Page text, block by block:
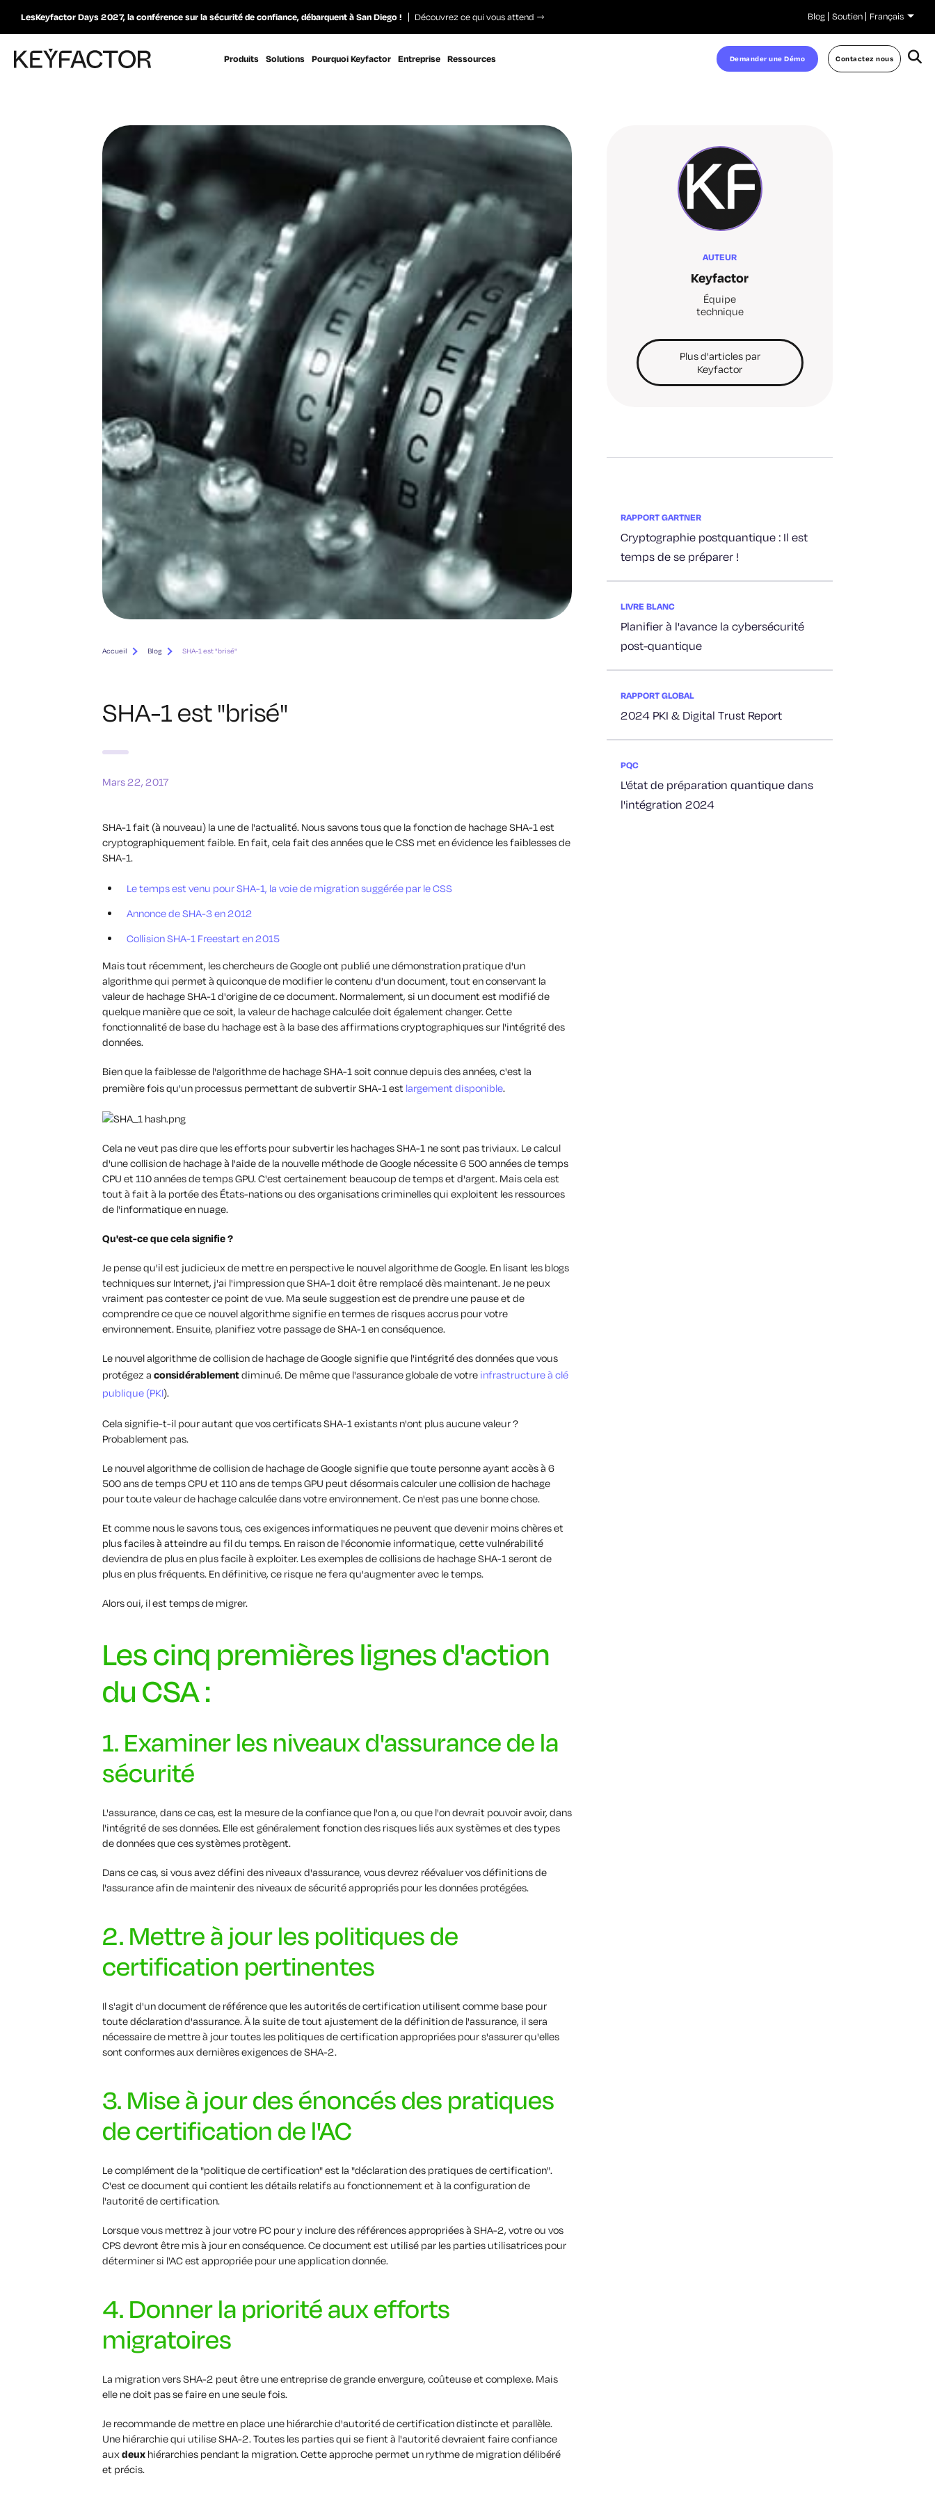
LesKeyfactor Days 2027, la conférence sur la sécurité de confiance, débarquent à San Diego ! Découvrez ce qui vous attend Blog Soutien Français
Produits Solutions Pourquoi Keyfactor Entreprise Ressources Demander une Démo Contactez nous
Accueil Blog SHA-1 est "brisé"
SHA-1 est "brisé"
Mars 22, 2017
SHA-1 fait (à nouveau) la une de l'actualité. Nous savons tous que la fonction de hachage SHA-1 est
cryptographiquement faible. En fait, cela fait des années que le CSS met en évidence les faiblesses de
SHA-1.
Le temps est venu pour SHA-1, la voie de migration suggérée par le CSS
Annonce de SHA-3 en 2012
Collision SHA-1 Freestart en 2015
Mais tout récemment, les chercheurs de Google ont publié une démonstration pratique d'un
algorithme qui permet à quiconque de modifier le contenu d'un document, tout en conservant la
valeur de hachage SHA-1 d'origine de ce document. Normalement, si un document est modifié de
quelque manière que ce soit, la valeur de hachage calculée doit également changer. Cette
fonctionnalité de base du hachage est à la base des affirmations cryptographiques sur l'intégrité des
données.
Bien que la faiblesse de l'algorithme de hachage SHA-1 soit connue depuis des années, c'est la
première fois qu'un processus permettant de subvertir SHA-1 est largement disponible.
Cela ne veut pas dire que les efforts pour subvertir les hachages SHA-1 ne sont pas triviaux. Le calcul
d'une collision de hachage à l'aide de la nouvelle méthode de Google nécessite 6 500 années de temps
CPU et 110 années de temps GPU. C'est certainement beaucoup de temps et d'argent. Mais cela est
tout à fait à la portée des États-nations ou des organisations criminelles qui exploitent les ressources
de l'informatique en nuage.
Qu'est-ce que cela signifie ?
Je pense qu'il est judicieux de mettre en perspective le nouvel algorithme de Google. En lisant les blogs
techniques sur Internet, j'ai l'impression que SHA-1 doit être remplacé dès maintenant. Je ne peux
vraiment pas contester ce point de vue. Ma seule suggestion est de prendre une pause et de
comprendre ce que ce nouvel algorithme signifie en termes de risques accrus pour votre
environnement. Ensuite, planifiez votre passage de SHA-1 en conséquence.
Le nouvel algorithme de collision de hachage de Google signifie que l'intégrité des données que vous
protégez a considérablementdiminué. De même que l'assurance globale de votre infrastructure à clé
publique (PKI).
Cela signifie-t-il pour autant que vos certificats SHA-1 existants n'ont plus aucunevaleur ?
Probablement pas.
Le nouvel algorithme de collision de hachage de Google signifie que toute personne ayant accès à 6
500 ans de temps CPU et 110 ans de temps GPU peut désormais calculer une collision de hachage
pour toute valeur de hachage calculée dans votre environnement. Ce n'est pas une bonne chose.
Et comme nous le savons tous, ces exigences informatiques ne peuvent que devenir moins chères et
plus faciles à atteindre au fil du temps. En raison de l'économie informatique, cette vulnérabilité
deviendra de plus en plus facile à exploiter. Les exemples de collisions de hachage SHA-1 seront de
plus en plus fréquents. En définitive, ce risque ne fera qu'augmenter avec le temps.
Alors oui, il est temps de migrer.
Les cinq premières lignes d'action
du CSA :
1. Examiner les niveaux d'assurance de la
sécurité
L'assurance, dans ce cas, est la mesure de la confiance que l'on a, ou que l'on devrait pouvoir avoir, dans
l'intégrité de ses données. Elle est généralement fonction des risques liés aux systèmes et des types
de données que ces systèmes protègent.
Dans ce cas, si vous avez défini des niveaux d'assurance, vous devrez réévaluer vos définitions de
l'assurance afin de maintenir des niveaux de sécurité appropriés pour les données protégées.
2. Mettre à jour les politiques de
certification pertinentes
Il s'agit d'un document de référence que les autorités de certification utilisent comme base pour
toute déclaration d'assurance. À la suite de tout ajustement de la définition de l'assurance, il sera
nécessaire de mettre à jour toutes les politiques de certification appropriées pour s'assurer qu'elles
sont conformes aux dernières exigences de SHA-2.
3. Mise à jour des énoncés des pratiques
de certification de l'AC
Le complément de la "politique de certification" est la "déclaration des pratiques de certification".
C'est ce document qui contient les détails relatifs au fonctionnement et à la configuration de
l'autorité de certification.
Lorsque vous mettrez à jour votre PC pour y inclure des références appropriées à SHA-2, votre ou vos
CPS devront être mis à jour en conséquence. Ce document est utilisé par les parties utilisatrices pour
déterminer si l'AC est appropriée pour une application donnée.
4. Donner la priorité aux efforts
migratoires
La migration vers SHA-2 peut être une entreprise de grande envergure, coûteuse et complexe. Mais
elle ne doit pas se faire en une seule fois.
Je recommande de mettre en place une hiérarchie d'autorité de certification distincte et parallèle.
Une hiérarchie qui utilise SHA-2. Toutes les parties qui se fient à l'autorité devraient faire confiance
auxdeux hiérarchies pendant la migration. Cette approche permet un rythme de migration délibéré
et précis.
AUTEUR
Keyfactor
Équipe
technique
Plus d'articles par
Keyfactor
RAPPORT GARTNER
Cryptographie postquantique : Il est
temps de se préparer !
LIVRE BLANC
Planifier à l'avance la cybersécurité
post-quantique
RAPPORT GLOBAL
2024 PKI & Digital Trust Report
PQC
L'état de préparation quantique dans
l'intégration 2024